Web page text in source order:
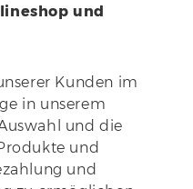
und
Kunden im
in unserem
und die
und
und